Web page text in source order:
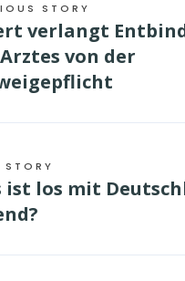
STORY
verlangt
von der
STORY
ist los mit